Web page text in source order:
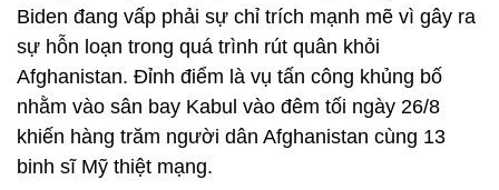
Biden đang vấp phải sự chỉ trích mạnh mẽ vì gây ra
sự hỗn loạn trong quá trình rút quân khỏi
Afghanistan. Đỉnh điểm là vụ tấn công khủng bố
nhằm vào sân bay Kabul vào đêm tối ngày 26/8
khiến hàng trăm người dân Afghanistan cùng 13
binh sĩ Mỹ thiệt mạng.